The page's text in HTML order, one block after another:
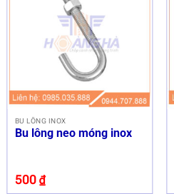
BU LÔNG INOX
Bu lông neo móng inox
500 ₫